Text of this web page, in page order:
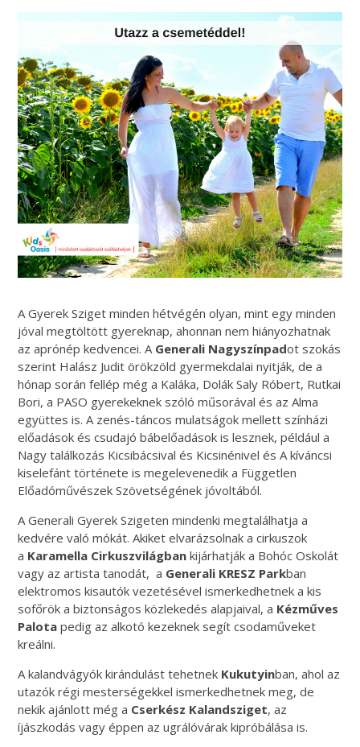
AGyerek Sziget minden hétvégén olyan, mint egy minden
jóval megtöltött gyereknap, ahonnan nem hiányozhatnak
az aprónép kedvencei. A Generali Nagyszínpadot szokás
szerint Halász Judit örökzöld gyermekdalai nyitják, de a
hónap során fellép még a Kaláka, Dolák Saly Róbert, Rutkai
Bori, a PASO gyerekeknek szóló műsorával és az Alma
együttes is. A zenés-táncos mulatságok mellett színházi
előadások és csudajó bábelőadások is lesznek, például a
Nagy találkozás Kicsibácsival és Kicsinénivel és A kíváncsi
kiselefánt története is megelevenedik a Független
Előadóművészek Szövetségének jóvoltából.
AGenerali Gyerek Szigeten mindenki megtalálhatja a
kedvére való mókát. Akiket elvarázsolnak a cirkuszok
a Karamella Cirkuszvilágban kijárhatják a Bohóc Oskolát
vagy az artista tanodát, a Generali KRESZ Parkban
elektromos kisautók vezetésével ismerkedhetnek a kis
sofőrök a biztonságos közlekedés alapjaival, a Kézműves
Palota pedig az alkotó kezeknek segít csodaműveket
kreálni.
A kalandvágyók kirándulást tehetnek Kukutyinban, ahol az
utazók régi mesterségekkel ismerkedhetnek meg, de
nekik ajánlott még a Cserkész Kalandsziget, az
íjászkodás vagy éppen az ugrálóvárak kipróbálása is.